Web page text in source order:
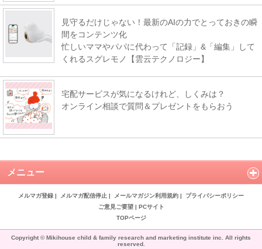
見守るだけじゃない！最新のAIの力でとっておきの瞬
間をコンテンツ化
忙しいママやパパに代わって「記録」&「編集」して
くれるスグレモノ【雲云テクノロジー】
宅配サービスが気になるけれど、しくみは？
オンライン相談で質問＆プレゼントをもらおう
メニュー
メルマガ登録 | メルマガ配信停止 | メールマガジン利用規約 | プライバシーポリシー
ご意見ご要望| PCサイト
TOPページ
Copyright © Mikihouse child & family research and marketing institute inc. All rights
reserved.